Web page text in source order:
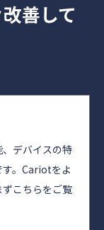
善して
デバイスの特
。Cariotをよ
こちらをご覧